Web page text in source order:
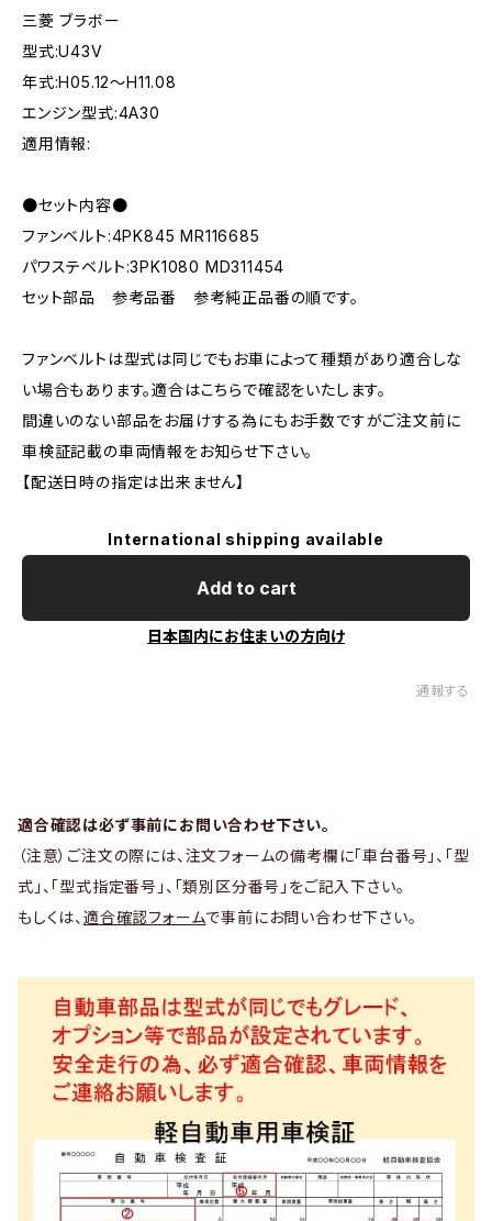
三菱 ブラボー
型式:U43V
年式:H05.12～H11.08
エンジン型式:4A30
適用情報:
●セット内容●
ファンベルト:4PK845 MR116685
パワステベルト:3PK1080 MD311454
セット部品 参考品番 参考純正品番の順です。
ファンベルトは型式は同じでもお車によって種類があり適合しな
い場合もあります。適合はこちらで確認をいたします。
間違いのない部品をお届けする為にもお手数ですがご注文前に
車検証記載の車両情報をお知らせ下さい。
【配送日時の指定は出来ません】
International shipping available
Add to cart
日本国内にお住まいの方向け
通報する
適合確認は必ず事前にお問い合わせ下さい。
（注意）ご注文の際には、注文フォームの備考欄に「車台番号」、「型
式」、「型式指定番号」、「類別区分番号」をご記入下さい。
もしくは、 適合確認フォームで事前にお問い合わせ下さい。